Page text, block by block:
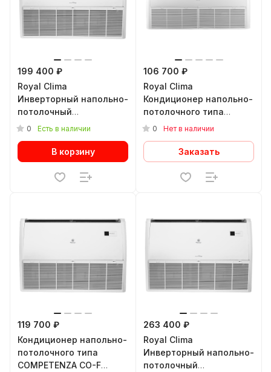
199 400 ₽
Royal Clima
Инверторный напольно-
потолочный
кондиционер
INVERTER 2023 CO-F
36HNBI/C
0 Есть в наличии
В корзину
106 700 ₽
Royal Clima
Кондиционер напольно-
потолочного типа
ESPERTO NEW ES-F
0 Нет в наличии
Заказать
119 700 ₽
Кондиционер напольно-
потолочного типа
COMPETENZA CO-F
263 400 ₽
Royal Clima
Инверторный напольно-
потолочный